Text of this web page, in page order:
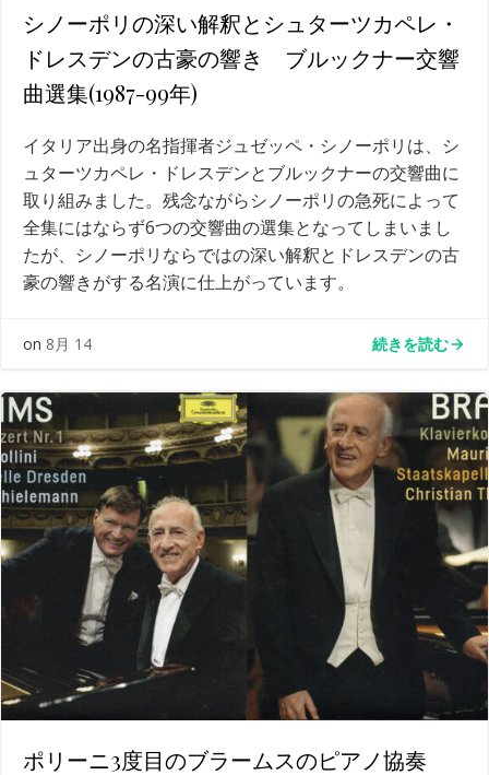
シノーポリの深い解釈とシュターツカペレ・
ドレスデンの古豪の響き ブルックナー交響
曲選集(1987-99年)
イタリア出身の名指揮者ジュゼッペ・シノーポリは、シ
ュターツカペレ・ドレスデンとブルックナーの交響曲に
取り組みました。残念ながらシノーポリの急死によって
全集にはならず6つの交響曲の選集となってしまいまし
たが、シノーポリならではの深い解釈とドレスデンの古
豪の響きがする名演に仕上がっています。
on 8月 14 続きを読む
ポリーニ3度目のブラームスのピアノ協奏